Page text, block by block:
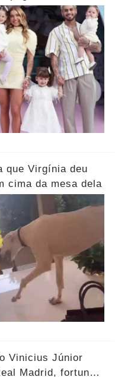
que Virgínia deu
cima da mesa dela
Vinicius Júnior
Madrid, fortuna